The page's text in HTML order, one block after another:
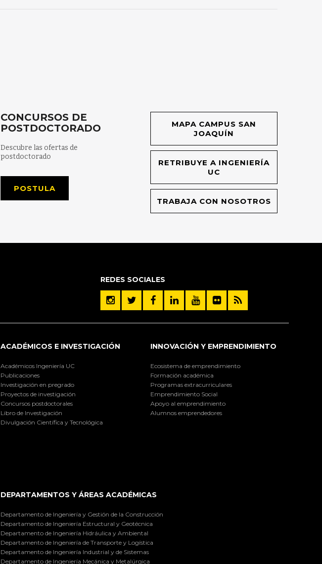
CONCURSOS DE
POSTDOCTORADO
Descubre las ofertas de
postdoctorado
POSTULA
MAPA CAMPUS SAN
JOAQUÍN
RETRIBUYE A INGENIERÍA
UC
TRABAJA CON NOSOTROS
REDES SOCIALES
ACADÉMICOS E INVESTIGACIÓN
Académicos Ingeniería UC
Publicaciones
Investigación en pregrado
Proyectos de investigación
Concursos postdoctorales
Libro de Investigación
Divulgación Científica y Tecnológica
INNOVACIÓN Y EMPRENDIMIENTO
Ecosistema de emprendimiento
Formación académica
Programas extracurriculares
Emprendimiento Social
Apoyo al emprendimiento
Alumnos emprendedores
DEPARTAMENTOS Y ÁREAS ACADÉMICAS
Departamento de Ingeniería y Gestión de la Construcción
Departamento de Ingeniería Estructural y Geotécnica
Departamento de Ingeniería Hidráulica y Ambiental
Departamento de Ingeniería de Transporte y Logística
Departamento de Ingeniería Industrial y de Sistemas
Departamento de Ingeniería Mecánica y Metalúrgica